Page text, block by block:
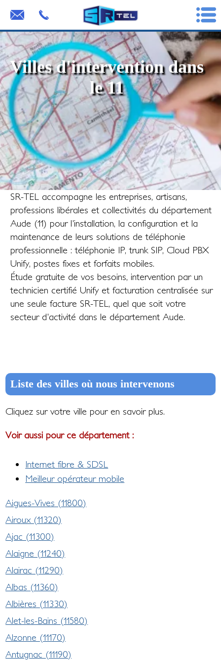
Villes d'intervention dans
le 11
SR-TEL accompagne les entreprises, artisans,
professions libérales et collectivités du département
Aude (11) pour l'installation, la configuration et la
maintenance de leurs solutions de téléphonie
professionnelle : téléphonie IP, trunk SIP, Cloud PBX
Unify, postes fixes et forfaits mobiles.
Étude gratuite de vos besoins, intervention par un
technicien certifié Unify et facturation centralisée sur
une seule facture SR-TEL, quel que soit votre
secteur d'activité dans le département Aude.
Liste des villes où nous intervenons
Cliquez sur votre ville pour en savoir plus.
Voir aussi pour ce département :
Internet fibre & SDSL
Meilleur opérateur mobile
Aigues-Vives (11800)
Airoux (11320)
Ajac (11300)
Alaigne (11240)
Alairac (11290)
Albas (11360)
Albières (11330)
Alet-les-Bains (11580)
Alzonne (11170)
Antugnac (11190)